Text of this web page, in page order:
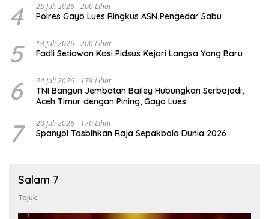
4 25 Juli 2026 200 Lihat
Polres Gayo Lues Ringkus ASN Pengedar Sabu
5 13 Juli 2026 200 Lihat
Fadli Setiawan Kasi Pidsus Kejari Langsa Yang Baru
6 24 Juli 2026 179 Lihat
TNI Bangun Jembatan Bailey Hubungkan Serbajadi,
Aceh Timur dengan Pining, Gayo Lues
7 20 Juli 2026 170 Lihat
Spanyol Tasbihkan Raja Sepakbola Dunia 2026
Salam 7
Tajuk